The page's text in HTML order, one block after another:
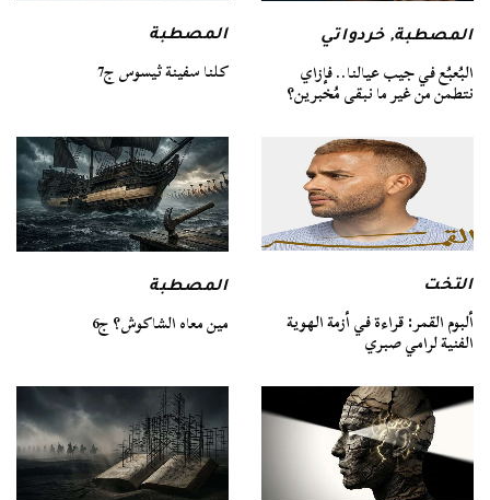
المصطبة,خردواتي
البُعبُع في جيب عيالنا.. فإزاي
نتطمن من غير ما نبقى مُخبرين؟
المصطبة
كلنا سفينة ثيسوس ج7
التخت
ألبوم القمر: قراءة في أزمة الهوية
الفنية لرامي صبري
المصطبة
مين معاه الشاكوش؟ ج6